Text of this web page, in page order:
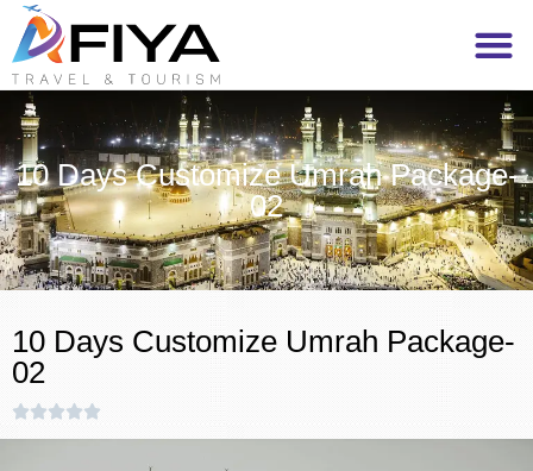
10 Days Customize Umrah Package-
02
10 Days Customize Umrah Package-
02
